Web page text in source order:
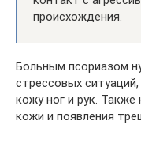
происхождения.
Больным псориазом
стрессовых
кожу ног и рук. Также
кожи и появления